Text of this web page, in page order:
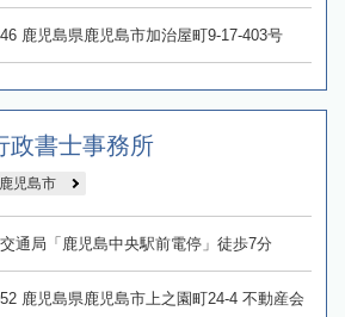
鹿児島県鹿児島市加治屋町9-17-403号
政書士事務所
鹿児島市
通局「鹿児島中央駅前電停」徒歩7分
鹿児島県鹿児島市上之園町24-4 不動産会